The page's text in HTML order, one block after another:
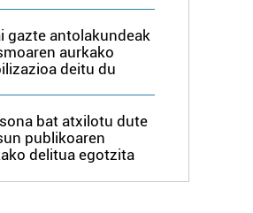
gazte antolakundeak
aurkako
deitu du
bat atxilotu dute
publikoaren
delitua egotzita